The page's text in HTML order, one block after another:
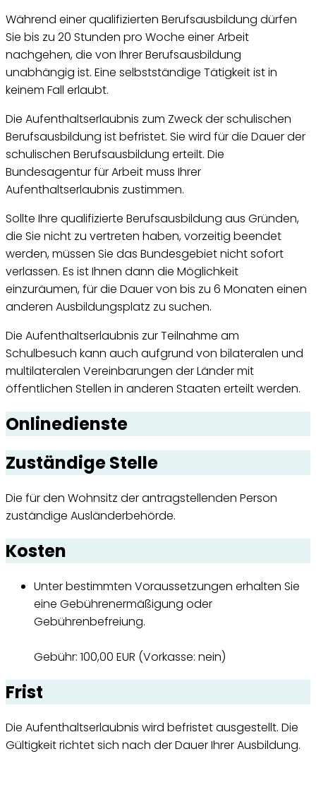
Während einer qualifizierten Berufsausbildung dürfen
Sie bis zu 20 Stunden pro Woche einer Arbeit
nachgehen, die von Ihrer Berufsausbildung
unabhängig ist. Eine selbstständige Tätigkeit ist in
keinem Fall erlaubt.
Die Aufenthaltserlaubnis zum Zweck der schulischen
Berufsausbildung ist befristet. Sie wird für die Dauer der
schulischen Berufsausbildung erteilt. Die
Bundesagentur für Arbeit muss Ihrer
Aufenthaltserlaubnis zustimmen.
Sollte Ihre qualifizierte Berufsausbildung aus Gründen,
die Sie nicht zu vertreten haben, vorzeitig beendet
werden, müssen Sie das Bundesgebiet nicht sofort
verlassen. Es ist Ihnen dann die Möglichkeit
einzuräumen, für die Dauer von bis zu 6 Monaten einen
anderen Ausbildungsplatz zu suchen.
Die Aufenthaltserlaubnis zur Teilnahme am
Schulbesuch kann auch aufgrund von bilateralen und
multilateralen Vereinbarungen der Länder mit
öffentlichen Stellen in anderen Staaten erteilt werden.
Onlinedienste
Zuständige Stelle
Die für den Wohnsitz der antragstellenden Person
zuständige Ausländerbehörde.
Kosten
Unter bestimmten Voraussetzungen erhalten Sie
eine Gebührenermäßigung oder
Gebührenbefreiung.
Gebühr: 100,00 EUR (Vorkasse: nein)
Frist
Die Aufenthaltserlaubnis wird befristet ausgestellt. Die
Gültigkeit richtet sich nach der Dauer Ihrer Ausbildung.